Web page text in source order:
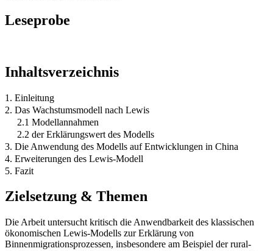
Leseprobe
Inhaltsverzeichnis
1. Einleitung
2. Das Wachstumsmodell nach Lewis
2.1 Modellannahmen
2.2 der Erklärungswert des Modells
3. Die Anwendung des Modells auf Entwicklungen in China
4. Erweiterungen des Lewis-Modell
5. Fazit
Zielsetzung & Themen
Die Arbeit untersucht kritisch die Anwendbarkeit des klassischen
ökonomischen Lewis-Modells zur Erklärung von
Binnenmigrationsprozessen, insbesondere am Beispiel der rural-